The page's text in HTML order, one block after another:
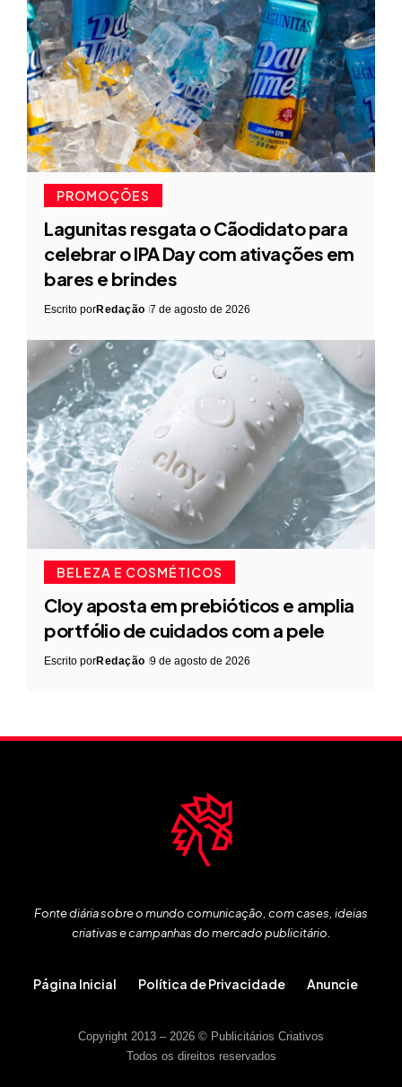
PROMOÇÕES
Lagunitas resgata o Cãodidato para
celebrar o IPA Day com ativações em
bares e brindes
Escrito porRedação 7 de agosto de 2026
BELEZA E COSMÉTICOS
Cloy aposta em prebióticos e amplia
portfólio de cuidados com a pele
Escrito porRedação 9 de agosto de 2026
Fonte diária sobre o mundo comunicação, com cases, ideias
criativas e campanhas do mercado publicitário.
Página Inicial Política de Privacidade Anuncie
Copyright 2013 – 2026 © Publicitários Criativos
Todos os direitos reservados